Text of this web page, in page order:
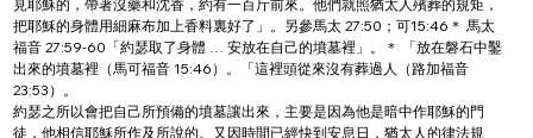
見耶穌的，帶著沒藥和沈香，約有一百斤前來。他們就照猶太人殯葬的規矩，
把耶穌的身體用細麻布加上香料裏好了」。另參馬太 27:50；可15:46＊ 馬太
福音 27:59-60「約瑟取了身體 … 安放在自己的墳墓裡」。＊ 「放在磐石中鑿
出來的墳墓裡（馬可福音 15:46）。「這裡頭從來沒有葬過人（路加福音
23:53）。
約瑟之所以會把自己所預備的墳墓讓出來，主要是因為他是暗中作耶穌的門
徒，他相信耶穌所作及所說的。又因時間已經快到安息日，猶太人的律法規